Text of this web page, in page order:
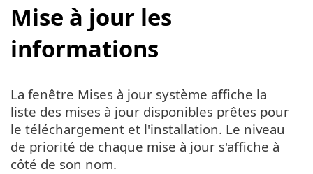
Mise à jour les
informations
La fenêtre Mises à jour système affiche la
liste des mises à jour disponibles prêtes pour
le téléchargement et l'installation. Le niveau
de priorité de chaque mise à jour s'affiche à
côté de son nom.